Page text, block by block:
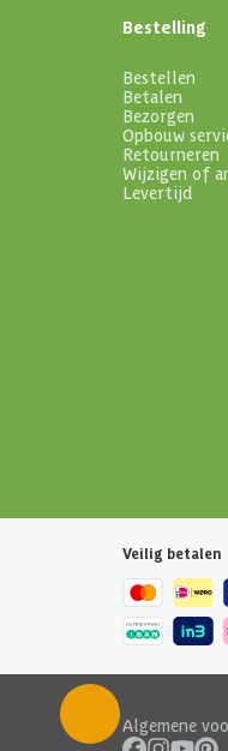
Bestelling
Bestellen
Betalen
Bezorgen
Opbouw
Retourneren
Wijzigen of
Levertijd
Veilig betalen
Algemene